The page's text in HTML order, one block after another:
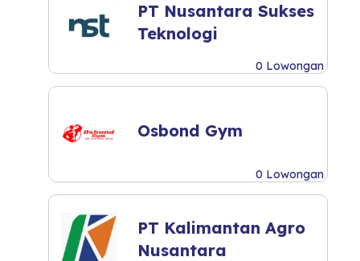
PT Nusantara Sukses
Teknologi
0 Lowongan
Osbond Gym
0 Lowongan
PT Kalimantan Agro
Nusantara